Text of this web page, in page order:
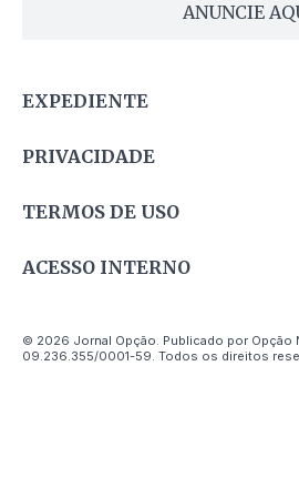
ANUNCIE
EXPEDIENTE
PRIVACIDADE
TERMOS DE USO
ACESSO INTERNO
© 2026 Jornal Opção. Publicado por Opção
09.236.355/0001-59. Todos os direitos